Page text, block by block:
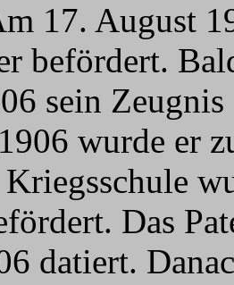
17. August
befördert.
sein
wurde er
Das
datiert.